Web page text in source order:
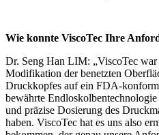
Wie konnte ViscoTec Ihre
Dr. Seng Han LIM: „ViscoTec
Modifikation der benetzten
Druckkopfes auf ein FDA-
bewährte
und präzise Dosierung des
haben. ViscoTec hat es uns also